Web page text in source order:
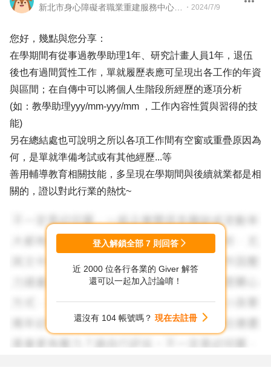
・ 2024/7/9
您好，幾點與您分享：
在學期間有從事過教學助理1年、研究計畫人員1年，退伍
後也有過間質性工作，單就履歷表應可呈現出各工作的年資
與區間；在自傳中可以將個人生階段所經歷的逐項分析
(如：教學助理yyy/mm-yyy/mm ，工作內容性質與習得的技
能)
另在總結處也可說明之所以各項工作間有空窗或重疊原因為
何，是單就準備考試或有其他經歷...等
善用輔導教育相關技能，多呈現在學期間與後續就業都是相
關的，證以對此行業的熱忱~
以上幾點分享 祝未來順利
登入解鎖全部 7 則回答
近 2000 位各行各業的 Giver 解答
還可以一起加入討論唷！
還沒有 104 帳號嗎？ 現在去註冊